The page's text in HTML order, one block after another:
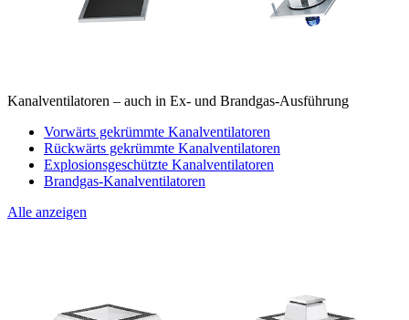
Kanalventilatoren – auch in Ex- und Brandgas-Ausführung
Vorwärts gekrümmte Kanalventilatoren
Rückwärts gekrümmte Kanalventilatoren
Explosionsgeschützte Kanalventilatoren
Brandgas-Kanalventilatoren
Alle anzeigen